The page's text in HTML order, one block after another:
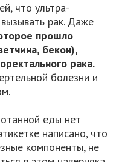
что ультра-
рак. Даже
прошло
бекон),
рака.
болезни и
еды нет
написано, что
компоненты, не